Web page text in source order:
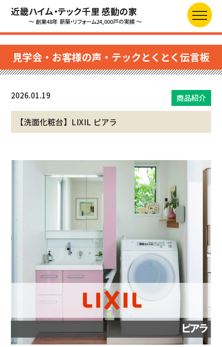
近畿ハイム・テック千里 感動の家
～ 創業48年 新築・リフォーム24,000戸の実績 ～
見学会・お客様の声・テックとくとく伝言板
2026.01.19 商品紹介
【洗面化粧台】LIXIL ピアラ